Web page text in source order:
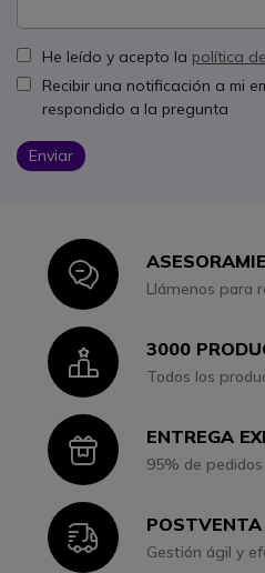
He leído y acepto la política
Recibir una notificación a mi
respondido a la pregunta
Enviar
IconLlámenos para
Icon3000
Todos los
IconENTREGA
95% de
IconPOSTVENTA
Gestión ágil y